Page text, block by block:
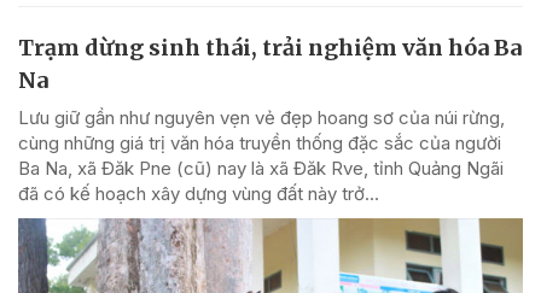
Trạm dừng sinh thái, trải nghiệm văn hóa Ba
Na
Lưu giữ gần như nguyên vẹn vẻ đẹp hoang sơ của núi rừng,
cùng những giá trị văn hóa truyền thống đặc sắc của người
Ba Na, xã Đăk Pne (cũ) nay là xã Đăk Rve, tỉnh Quảng Ngãi
đã có kế hoạch xây dựng vùng đất này trở...